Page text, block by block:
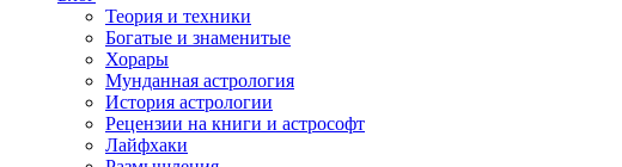
Теория и техники
Богатые и знаменитые
Хорары
Мунданная астрология
История астрологии
Рецензии на книги и астрософт
Лайфхаки